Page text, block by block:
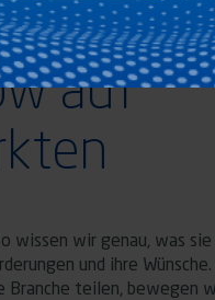
auf
wissen wir genau, was
und ihre
Branche teilen, bewegen